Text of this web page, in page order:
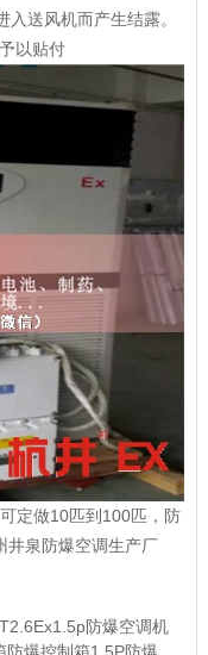
送风机而产生结露。
以贴付
定做10匹到100匹，防
井泉防爆空调生产厂
防爆空调机